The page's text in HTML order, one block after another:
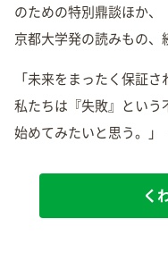
のための特別鼎談ほか、
京都大学発の読みもの、
「未来をまったく保証さ
私たちは『失敗』という
始めてみたいと思う。」
く